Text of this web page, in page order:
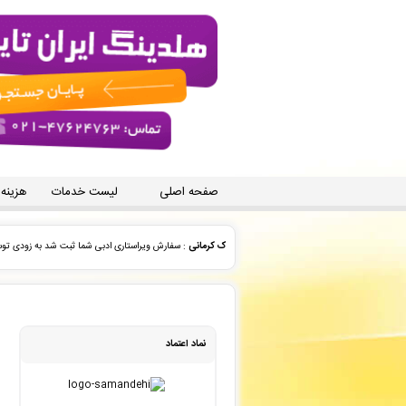
صفحه اصلی لیست خدمات
مهرداد ارجمندپور: فایل سفارش ویراستاری فنی شما توسط
حامد .: پیش فاکتور شما با موفقیت پرداخت شد و سفارش
: سفارش چاپ و نشر کتاب شما ثبت شد به
نماد اعتماد